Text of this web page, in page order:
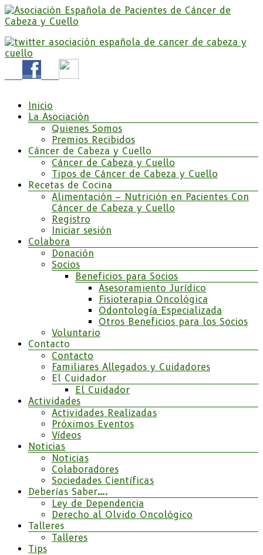
Saltar
al
Asociación Española de Pacientes de Cáncer de
Cabeza y Cuello
Somos la Asociación Española de Pacientes de Cáncer
de Cabeza y cuello «APC», una asociación sin animo
de lucro que pretendemos apoyar a pacientes y
familiares.
MenúInicio
La Asociación
Quienes Somos
Premios Recibidos
Cáncer de Cabeza y Cuello
Cáncer de Cabeza y Cuello
Tipos de Cáncer de Cabeza y Cuello
Recetas de Cocina
Alimentación – Nutrición en Pacientes Con
Cáncer de Cabeza y Cuello
Registro
Iniciar sesión
Colabora
Donación
Socios
Beneficios para Socios
Asesoramiento Jurídico
Fisioterapia Oncológica
Odontología Especializada
Otros Beneficios para los Socios
Voluntario
Contacto
Contacto
Familiares Allegados y Cuidadores
El Cuidador
El Cuidador
Actividades
Actividades Realizadas
Próximos Eventos
Vídeos
Noticias
Noticias
Colaboradores
Sociedades Científicas
Deberías Saber….
Ley de Dependencia
Derecho al Olvido Oncológico
Talleres
Talleres
Tips